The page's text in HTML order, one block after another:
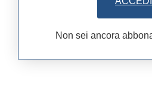
Non sei ancora